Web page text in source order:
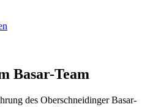
Basar-Team
des Oberschneidinger Basar-